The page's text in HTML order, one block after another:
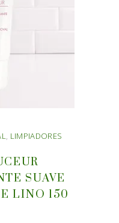
, LIMPIADORES
SUAVE
LINO 150